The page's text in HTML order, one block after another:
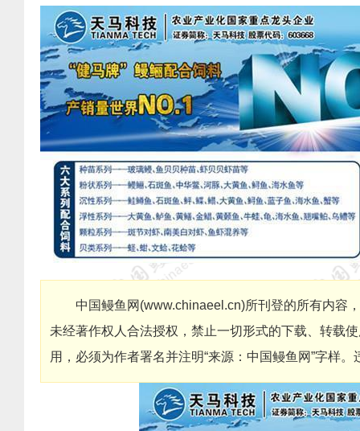
中国鳗鱼网 (www.chinaeel.cn)所刊登的所有内容
未经著作权人合法授权，禁止一切形式的下载、转载
用，必须为作者署名并注明“来源：中国鳗鱼网”字样